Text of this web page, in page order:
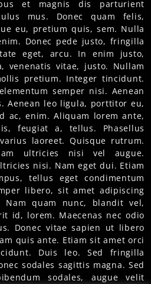
et magnis dis parturient
mus. Donec quam felis,
eu, pretium quis, sem. Nulla
Donec pede justo, fringilla
eget, arcu. In enim justo,
venenatis vitae, justo. Nullam
pretium. Integer tincidunt.
semper nisi. Aenean
Aenean leo ligula, porttitor eu,
ac, enim. Aliquam lorem ante,
feugiat a, tellus. Phasellus
laoreet. Quisque rutrum.
ultricies nisi vel augue.
nisi. Nam eget dui. Etiam
tellus eget condimentum
libero, sit amet adipiscing
Nam quam nunc, blandit vel,
id, lorem. Maecenas nec odio
Donec vitae sapien ut libero
quis ante. Etiam sit amet orci
Duis leo. Sed fringilla
sodales sagittis magna. Sed
sodales, augue velit